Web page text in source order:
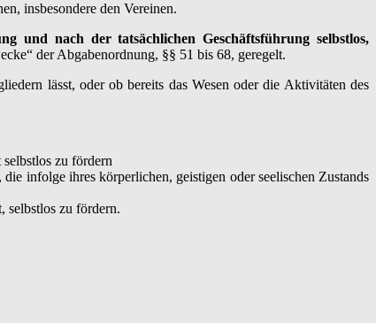
insbesondere den Vereinen.
und nach der tatsächlichen Geschäftsführung selbstlos,
der Abgabenordnung, §§ 51 bis 68, geregelt.
lässt, oder ob bereits das Wesen oder die Aktivitäten des
zu fördern
infolge ihres körperlichen, geistigen oder seelischen Zustands
selbstlos zu fördern.